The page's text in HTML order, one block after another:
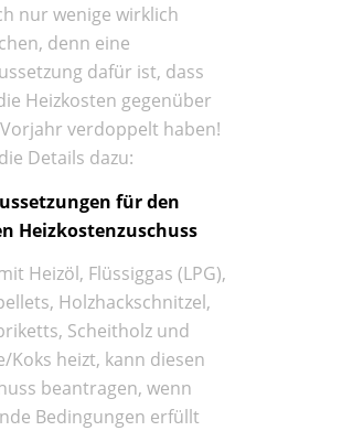
nur wenige wirklich
denn eine
dafür ist, dass
Heizkosten gegenüber
verdoppelt haben!
Details dazu:
für den
Heizkostenzuschuss
Heizöl, Flüssiggas (LPG),
Holzhackschnitzel,
Scheitholz und
Koks heizt, kann diesen
beantragen, wenn
Bedingungen erfüllt